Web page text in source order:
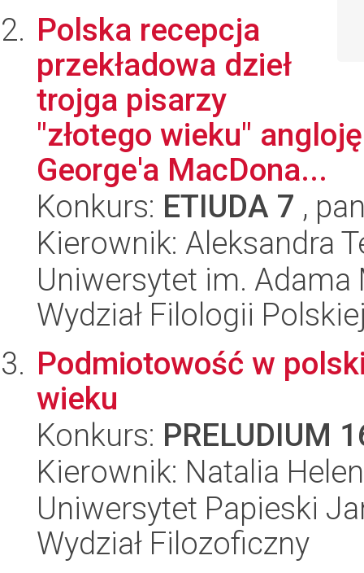
Polska recepcja
przekładowa dzieł
trojga pisarzy
"złotego wieku"
George'a MacDona...
Konkurs: ETIUDA 7 ,
Kierownik: Aleksandra
Uniwersytet im.
Wydział Filologii
Podmiotowość w
wieku
Konkurs: PRELUDIUM
Kierownik: Natalia
Uniwersytet Papieski
Wydział Filozoficzny